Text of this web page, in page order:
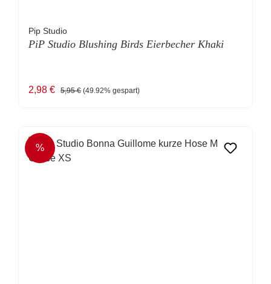
Pip Studio
PiP Studio Blushing Birds Eierbecher Khaki
Verkaufspreis:
2,98 € Regulärer Preis:
5,95 € (49.92% gespart)
RABATT
%